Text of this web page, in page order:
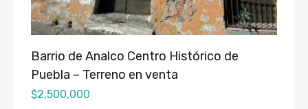
Barrio de Analco Centro Histórico de
Puebla – Terreno en venta
$2,500,000